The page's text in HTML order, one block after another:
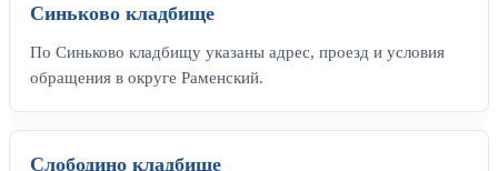
Синьково кладбище
По Синьково кладбищу указаны адрес, проезд и условия
обращения в округе Раменский.
Слободино кладбище